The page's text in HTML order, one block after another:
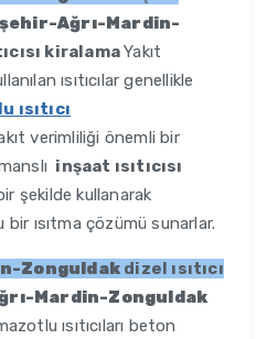
Ağrı-Mardin-
kiralamaYakıt
ısıtıcılar genellikle
ısıtıcı
verimliliği önemli bir
inşaat ısıtıcısı
şekilde kullanarak
ısıtma çözümü sunarlar.
Zonguldak dizel ısıtıcı
Mardin-Zonguldak
ısıtıcıları beton